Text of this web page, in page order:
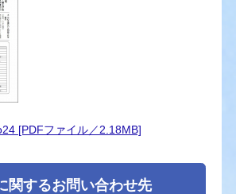
[PDFファイル／2.18MB]
関するお問い合わせ先